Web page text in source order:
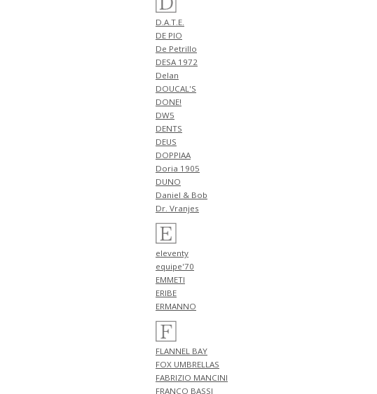
4月19日
NEW ARRIVALS 2026 "Cisei" 新作
アイテム 計2型 入荷!!
NEW ARRIVALS 2026
"Billingham" 新作 アイテム 計3
型 入荷!!
NEW ARRIVALS 2026 "FILIPPO DE
LAURENTIIS" 新作 アイテム 計1
型 入荷!!
4月18日
NEW ARRIVALS 2026 "HERNO"
新作 アイテム 計1型 入荷!!
NEW ARRIVALS 2026 "PT
TORINO DENIM" 新作 アイテム
計1型 入荷!!
NEW ARRIVALS 2026 "BERWICH"
新作 アイテム 計1型 入荷!!
4月17日
NEW ARRIVALS 2026 "BERWICH"
新作 アイテム 計4型 入荷!!
4月16日
NEW ARRIVALS 2026 "RED
CARD" 新作 アイテム 計3型 入
荷!!
4月13日
NEW ARRIVALS 2026 "ZANONE"
新作 アイテム 計4型 入荷!!
4月12日
NEW ARRIVALS 2026 "FILIPPO DE
D.A.T.E.
DE PIO
De Petrillo
DESA 1972
Delan
DOUCAL'S
DONE!
DW5
DENTS
DEUS
DOPPIAA
Doria 1905
DUNO
Daniel & Bob
Dr. Vranjes
eleventy
equipe'70
EMMETI
ERIBE
ERMANNO
FLANNEL BAY
FOX UMBRELLAS
FABRIZIO MANCINI
FRANCO BASSI